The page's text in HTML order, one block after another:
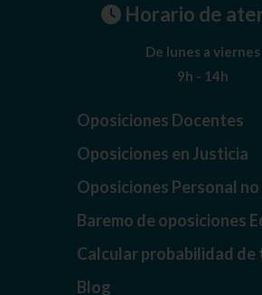
Horario de
De lunes a viernes
9h - 14h
Oposiciones Docentes
Oposiciones en Justicia
Oposiciones Personal
Baremo de oposiciones
Calcular probabilidad de
Blog